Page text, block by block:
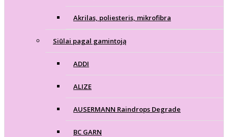
Akrilas, poliesteris, mikrofibra
Siūlai pagal gamintoją
ADDI
ALIZE
AUSERMANN Raindrops Degrade
BC GARN